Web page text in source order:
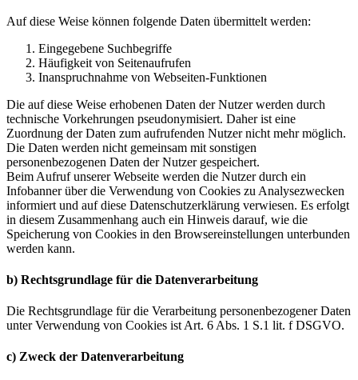
Auf diese Weise können folgende Daten übermittelt werden:
Eingegebene Suchbegriffe
Häufigkeit von Seitenaufrufen
Inanspruchnahme von Webseiten-Funktionen
Die auf diese Weise erhobenen Daten der Nutzer werden durch
technische Vorkehrungen pseudonymisiert. Daher ist eine
Zuordnung der Daten zum aufrufenden Nutzer nicht mehr möglich.
Die Daten werden nicht gemeinsam mit sonstigen
personenbezogenen Daten der Nutzer gespeichert.
Beim Aufruf unserer Webseite werden die Nutzer durch ein
Infobanner über die Verwendung von Cookies zu Analysezwecken
informiert und auf diese Datenschutzerklärung verwiesen. Es erfolgt
in diesem Zusammenhang auch ein Hinweis darauf, wie die
Speicherung von Cookies in den Browsereinstellungen unterbunden
werden kann.
b) Rechtsgrundlage für die Datenverarbeitung
Die Rechtsgrundlage für die Verarbeitung personenbezogener Daten
unter Verwendung von Cookies ist Art. 6 Abs. 1 S.1 lit. f DSGVO.
c) Zweck der Datenverarbeitung